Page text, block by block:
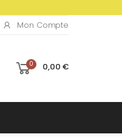
Mon Compte
0 0,00 €